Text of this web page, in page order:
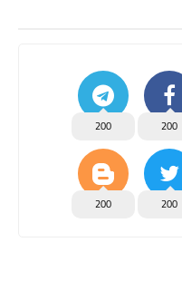
200
200
200
200